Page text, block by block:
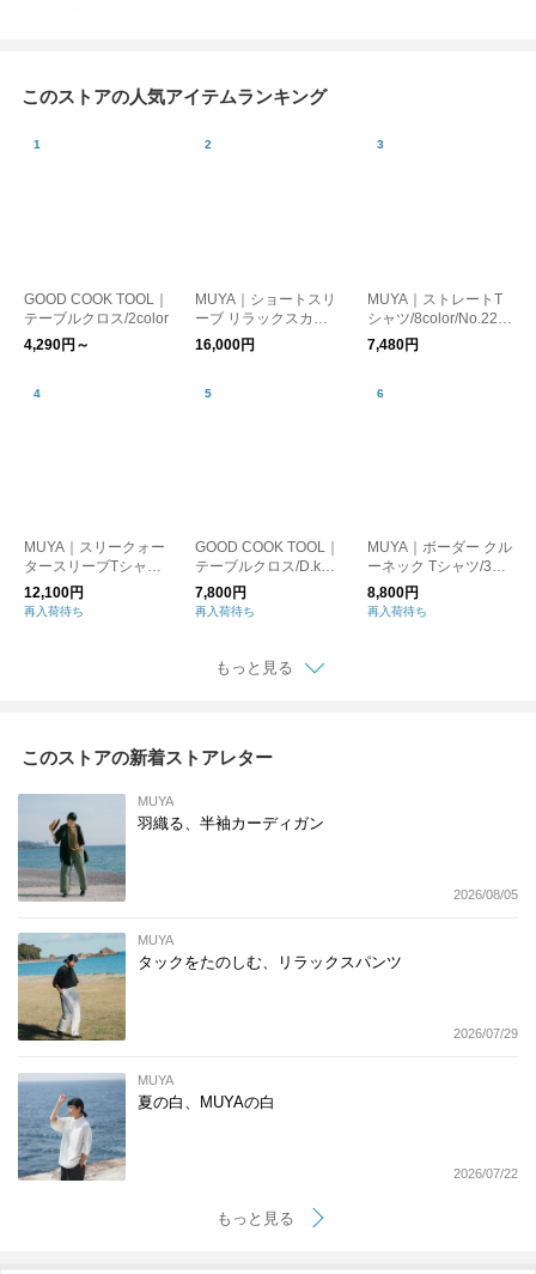
このストアの人気アイテムランキング
GOOD COOK TOOL｜
テーブルクロス/2color
4,290円～
MUYA｜ショートスリ
ーブ リラックスカー
ディガン/4color/No.25
16,000円
MUYA｜ストレートT
シャツ/8color/No.221
4
7,480円
MUYA｜スリークォー
タースリーブTシャツ/
5color/No.2571
12,100円
再入荷待ち
GOOD COOK TOOL｜
テーブルクロス/D.kha
ki
7,800円
再入荷待ち
MUYA｜ボーダー クル
ーネック Tシャツ/3col
or/No.2514
8,800円
再入荷待ち
もっと見る
このストアの新着ストアレター
MUYA
羽織る、半袖カーディガン
2026/08/05
MUYA
タックをたのしむ、リラックスパンツ
2026/07/29
MUYA
夏の白、MUYAの白
2026/07/22
もっと見る